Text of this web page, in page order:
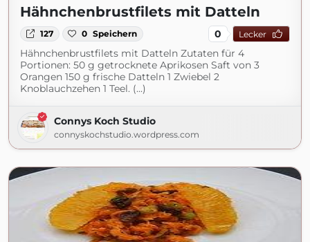
Hähnchenbrustfilets mit Datteln
127 0 Speichern 0 Lecker
Hähnchenbrustfilets mit Datteln Zutaten für 4
Portionen: 50 g getrocknete Aprikosen Saft von 3
Orangen 150 g frische Datteln 1 Zwiebel 2
Knoblauchzehen 1 Teel. (...)
Connys Koch Studio
connyskochstudio.wordpress.com